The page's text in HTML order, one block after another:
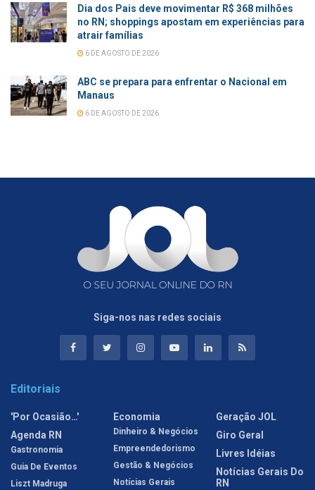
Dia dos Pais deve movimentar R$ 368 milhões
no RN; shoppings apostam em experiências para
atrair famílias
6 DE AGOSTO DE 2026
ABC se prepara para enfrentar o Nacional em
Manaus
6 DE AGOSTO DE 2026
Siga-nos nas redes sociais
Editoriais
'Por Ocasião…'
Agenda RN
Gastronomia
Guia De Eventos
Liszt Madruga
Economia
Dinheiro & Negócios
Empreendedorismo
Gestão & Negócios
Notícias Gerais
Geração JOL
Giro Geral
Livres Idéias
Notícias Gerais Do
RN